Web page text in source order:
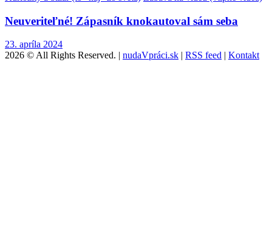
Neuveriteľné! Zápasník knokautoval sám seba
23. apríla 2024
2026 © All Rights Reserved. | nudaVpráci.sk | RSS feed | Kontakt